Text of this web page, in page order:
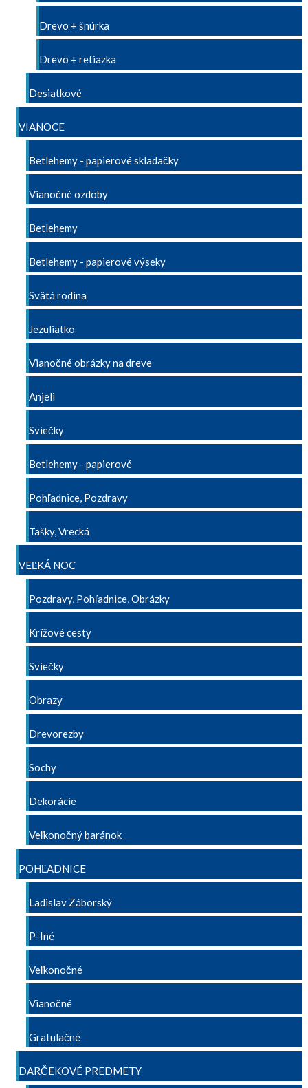
Drevo + šnúrka
Drevo + retiazka
Desiatkové
VIANOCE
Betlehemy - papierové skladačky
Vianočné ozdoby
Betlehemy
Betlehemy - papierové výseky
Svätá rodina
Jezuliatko
Vianočné obrázky na dreve
Anjeli
Sviečky
Betlehemy - papierové
Pohľadnice, Pozdravy
Tašky, Vrecká
VEĽKÁ NOC
Pozdravy, Pohľadnice, Obrázky
Krížové cesty
Sviečky
Obrazy
Drevorezby
Sochy
Dekorácie
Veľkonočný baránok
POHĽADNICE
Ladislav Záborský
P-Iné
Veľkonočné
Vianočné
Gratulačné
DARČEKOVÉ PREDMETY